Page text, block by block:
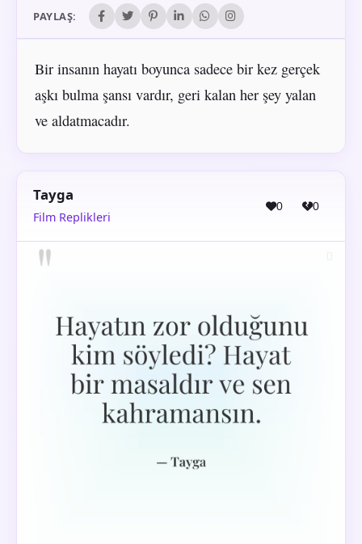
PAYLAŞ:
Bir insanın hayatı boyunca sadece bir kez gerçek
aşkı bulma şansı vardır, geri kalan her şey yalan
ve aldatmacadır.
Tayga
Film Replikleri
0 0